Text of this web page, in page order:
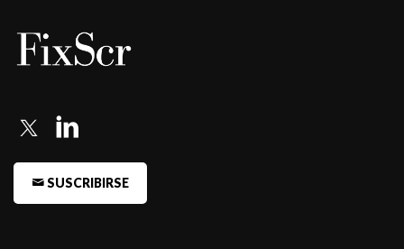
-Fitch otorga la categoría A-(arg) al Programa Global de ONs
Simples por ...
Negociables Subordi ...
Plazo de Banco ...
SUSCRIBIRSE